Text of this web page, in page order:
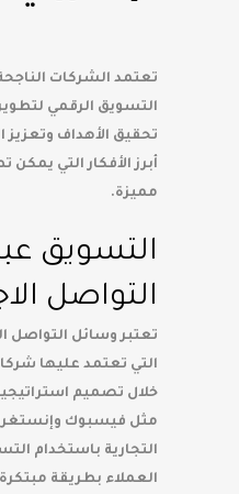
تعتمد الشركات
التسويق الرقمي
تحقيق الأهداف وتعزيز
أبرز الأفكار التي
مميزة.
التسويق
التواصل
تعتبر وسائل التواصل
التي تعتمد عليها
خلال تصميم
مثل فيسبوك
التجارية باستخدام
العملاء بطريقة